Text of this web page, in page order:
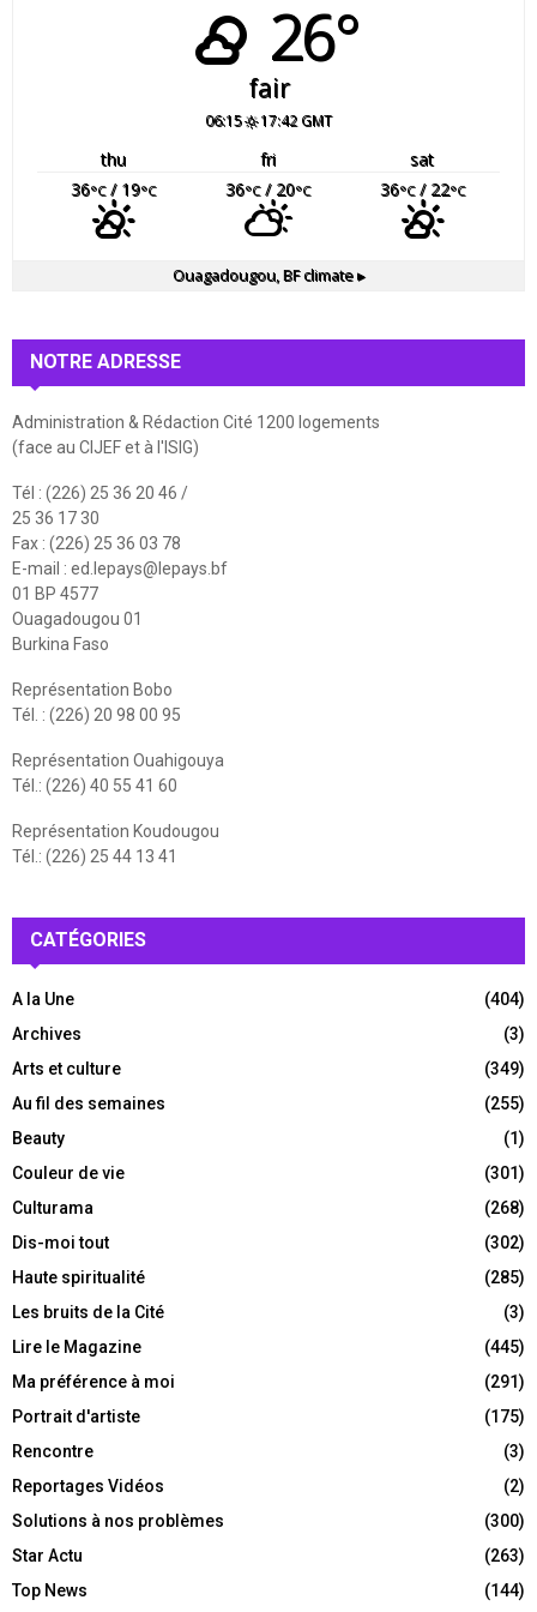
26°
fair
06:15 17:42 GMT
thu fri
sat
36°C/ 19°C 36°C/ 20°C 36°C/ 22°C
Ouagadougou, BFclimate ▸
NOTRE ADRESSE
Administration & Rédaction Cité 1200 logements
(face au CIJEF et à l'ISIG)
Tél : (226) 25 36 20 46 /
25 36 17 30
Fax : (226) 25 36 03 78
E-mail : ed.lepays@lepays.bf
01 BP 4577
Ouagadougou 01
Burkina Faso
Représentation Bobo
Tél. : (226) 20 98 00 95
Représentation Ouahigouya
Tél.: (226) 40 55 41 60
Représentation Koudougou
Tél.: (226) 25 44 13 41
CATÉGORIES
A la Une
(404)
Archives
(3)
Arts et culture
(349)
Au fil des semaines
(255)
Beauty
(1)
Couleur de vie
(301)
Culturama
(268)
Dis-moi tout
(302)
Haute spiritualité
(285)
Les bruits de la Cité
(3)
Lire le Magazine
(445)
Ma préférence à moi
(291)
Portrait d'artiste
(175)
Rencontre
(3)
Reportages Vidéos
(2)
Solutions à nos problèmes
(300)
Star Actu
(263)
Top News
(144)